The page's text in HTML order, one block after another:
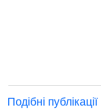
Подібні публікації